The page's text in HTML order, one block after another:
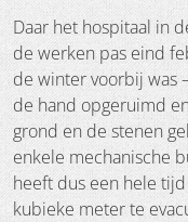
Daar het hospitaal in
de werken pas eind
de winter voorbij was
de hand opgeruimd
grond en de stenen
enkele mechanische
heeft dus een hele
kubieke meter te